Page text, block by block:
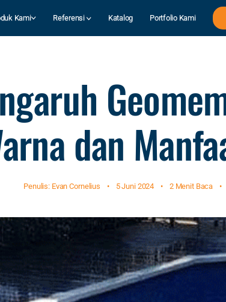
Kami Referensi Katalog Portfolio Kami
dan
Penulis: Evan Cornelius • 5 Juni 2024 • 2 Menit Baca •